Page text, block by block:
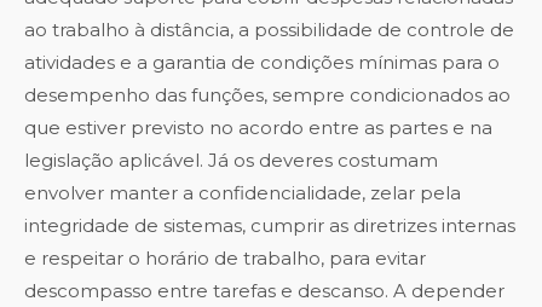
ao trabalho à distância, a possibilidade de controle de
atividades e a garantia de condições mínimas para o
desempenho das funções, sempre condicionados ao
que estiver previsto no acordo entre as partes e na
legislação aplicável. Já os deveres costumam
envolver manter a confidencialidade, zelar pela
integridade de sistemas, cumprir as diretrizes internas
e respeitar o horário de trabalho, para evitar
descompasso entre tarefas e descanso. A depender